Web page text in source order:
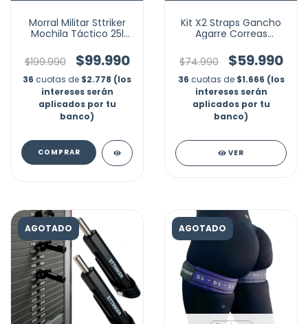
Morral Militar Sttriker
Mochila Táctico 25l
$199.990
$99.990
36 cuotas de $2.778 (los
intereses serán
aplicados por tu
banco)
COMPRAR
Kit X2 Straps Gancho
Agarre Correas
Gym
$74.990 $59.990
36 cuotas de $1.666 (los
intereses serán
aplicados por tu
banco)
VER
AGOTADO AGOTADO